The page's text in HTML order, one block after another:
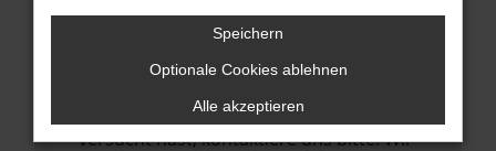
führen, dass bestimmte Funktionen nicht
Wende dich an den Webseitenbetreiber.
Wenn du alle oben genannten Schritte
versucht hast, kontaktiere uns bitte. Wir
Speichern
Optionale Cookies ablehnen
Alle akzeptieren